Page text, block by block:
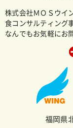
株式会社ＭＯＳウイ
食コンサルティング
なんでもお気軽にお
福岡県